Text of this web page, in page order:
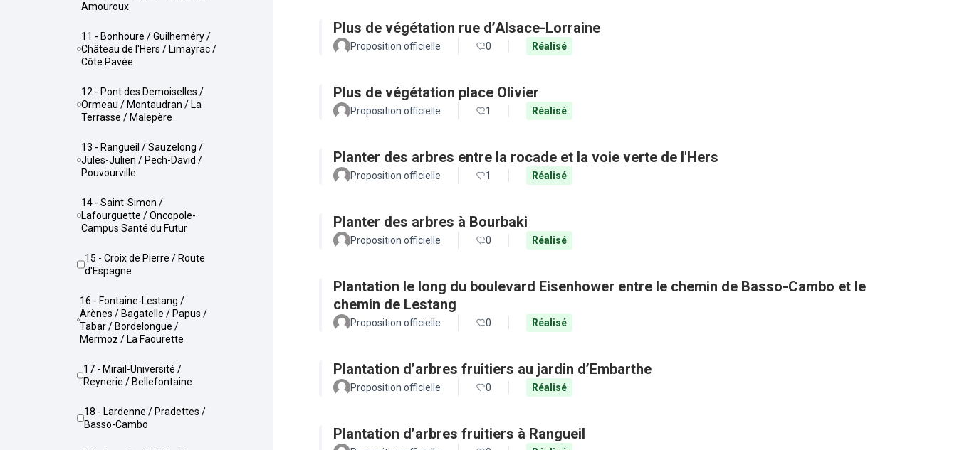
Amouroux
11 - Bonhoure / Guilheméry /
Château de l'Hers / Limayrac /
Côte Pavée
12 - Pont des Demoiselles /
Ormeau / Montaudran / La
Terrasse / Malepère
13 - Rangueil / Sauzelong /
Jules-Julien / Pech-David /
Pouvourville
14 - Saint-Simon /
Lafourguette / Oncopole-
Campus Santé du Futur
15 - Croix de Pierre / Route
d'Espagne
16 - Fontaine-Lestang /
Arènes / Bagatelle / Papus /
Tabar / Bordelongue /
Mermoz / La Faourette
17 - Mirail-Université /
Reynerie / Bellefontaine
18 - Lardenne / Pradettes /
Basso-Cambo
Plus de végétation rue d’Alsace-Lorraine
Proposition officielle 0 Réalisé
Plus de végétation place Olivier
Proposition officielle 1 Réalisé
Planter des arbres entre la rocade et la voie verte de l'Hers
Proposition officielle 1 Réalisé
Planter des arbres à Bourbaki
Proposition officielle 0 Réalisé
Plantation le long du boulevard Eisenhower entre le chemin de Basso-Cambo et le
chemin de Lestang
Proposition officielle 0 Réalisé
Plantation d’arbres fruitiers au jardin d’Embarthe
Proposition officielle 0 Réalisé
Plantation d’arbres fruitiers à Rangueil